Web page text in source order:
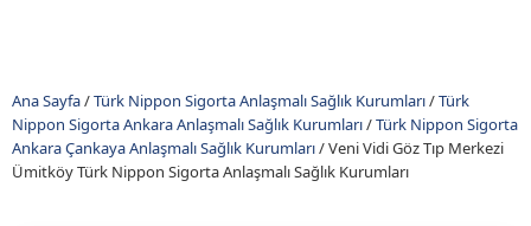
Ana Sayfa/Türk Nippon Sigorta Anlaşmalı Sağlık Kurumları/Türk
Nippon Sigorta Ankara Anlaşmalı Sağlık Kurumları/Türk Nippon Sigorta
Ankara Çankaya Anlaşmalı Sağlık Kurumları/Veni Vidi Göz Tıp Merkezi
Ümitköy Türk Nippon Sigorta Anlaşmalı Sağlık Kurumları